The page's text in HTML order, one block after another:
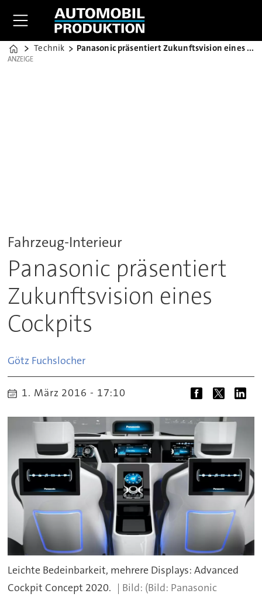
Home
Technik Panasonic präsentiert Zukunftsvision eines Cockpits
ANZEIGE
ANZEIGE
Fahrzeug-Interieur
Panasonic präsentiert
Zukunftsvision eines
Cockpits
Götz Fuchslocher
1. März 2016 - 17:10
Leichte Bedeinbarkeit, mehrere Displays: Advanced
Cockpit Concept 2020.
(Bild: Panasonic